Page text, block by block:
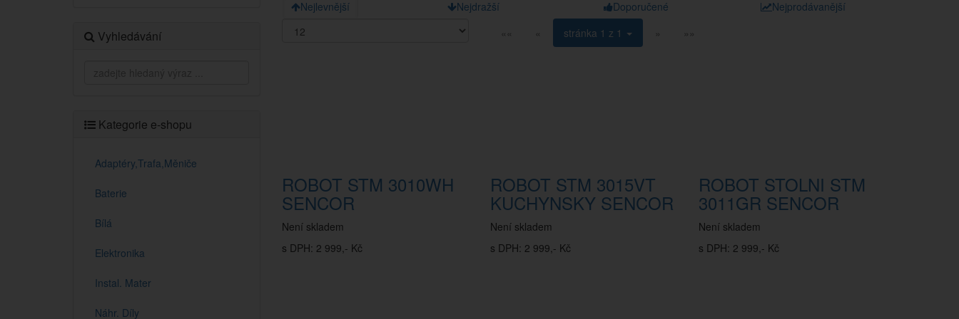
Vyhledávání
Kategorie e-shopu
Adaptéry,Trafa,Měniče
Baterie
Bílá
Elektronika
Instal. Mater
Náhr. Díly
Nejlevnější Nejdražší Doporučené
Nejprodávanější
««
« stránka 1 z 1 » »»
ROBOT STM 3010WH
SENCOR
Není skladem
s DPH: 2 999,- Kč
ROBOT STM 3015VT
KUCHYNSKY SENCOR
Není skladem
s DPH: 2 999,- Kč
ROBOT STOLNI STM
3011GR SENCOR
Není skladem
s DPH: 2 999,- Kč